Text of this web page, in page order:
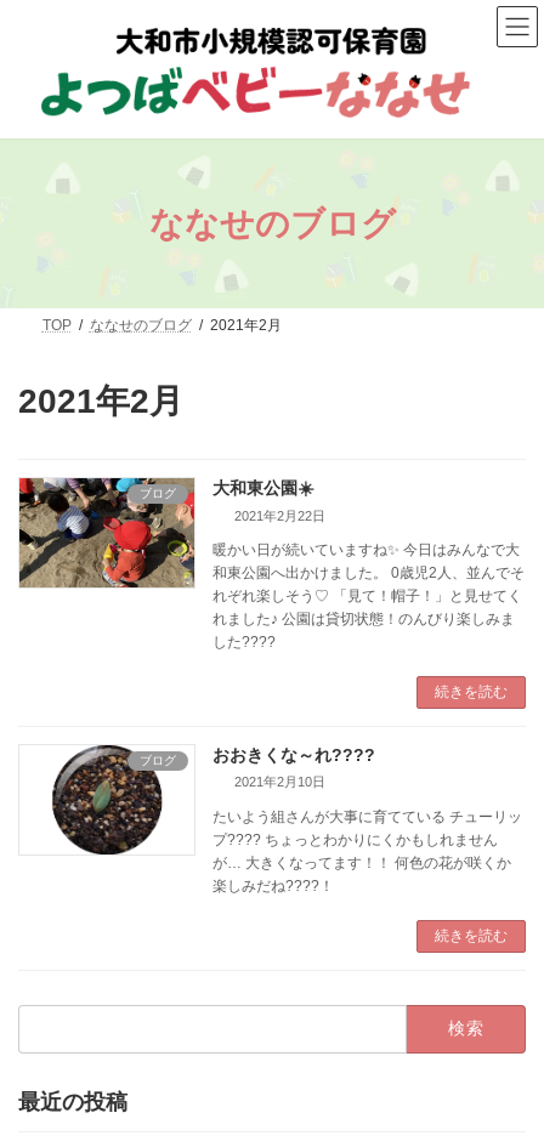
ス
ン
ななせのブログ
TOP ななせのブログ 2021年2月
2021年2月
ブログ 大和東公園☀️
2021年2月22日
暖かい日が続いていますね✨ 今日はみんなで大
和東公園へ出かけました。 0歳児2人、並んでそ
れぞれ楽しそう♡ 「見て！帽子！」と見せてく
れました♪ 公園は貸切状態！のんびり楽しみま
した????
続きを読む
ブログ おおきくな～れ????
2021年2月10日
たいよう組さんが大事に育てている チューリッ
プ???? ちょっとわかりにくかもしれません
が… 大きくなってます！！ 何色の花が咲くか
楽しみだね????！
続きを読む
検
最近の投稿